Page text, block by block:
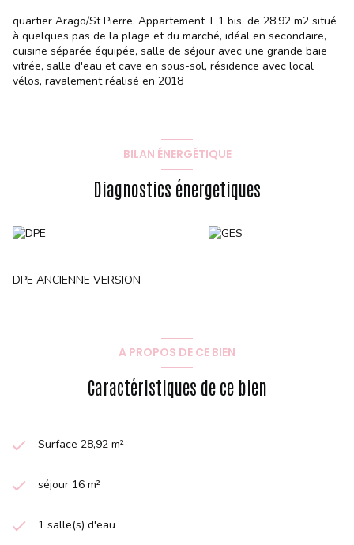
quartier Arago/St Pierre, Appartement T 1 bis, de 28.92 m2 situé
à quelques pas de la plage et du marché, idéal en secondaire,
cuisine séparée équipée, salle de séjour avec une grande baie
vitrée, salle d'eau et cave en sous-sol, résidence avec local
vélos, ravalement réalisé en 2018
BILAN ÉNERGÉTIQUE
Diagnostics énergetiques
DPE ANCIENNE VERSION
A PROPOS DE CE BIEN
Caractéristiques de ce bien
Surface 28,92 m²
séjour 16 m²
1 salle(s) d'eau